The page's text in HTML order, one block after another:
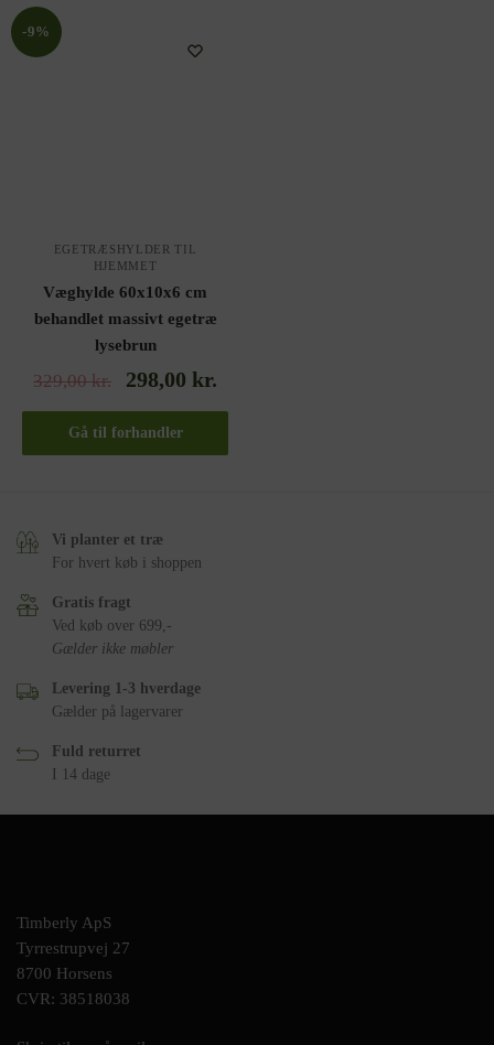
-9%
EGETRÆSHYLDER TIL
HJEMMET
Væghylde 60x10x6 cm
behandlet massivt egetræ
lysebrun
329,00kr. 298,00kr.
Gå til forhandler
Vi planter et træ
For hvert køb i shoppen
Gratis fragt
Ved køb over 699,-
Gælder ikke møbler
Levering 1-3 hverdage
Gælder på lagervarer
Fuld returret
I 14 dage
Timberly ApS
Tyrrestrupvej 27
8700 Horsens
CVR: 38518038